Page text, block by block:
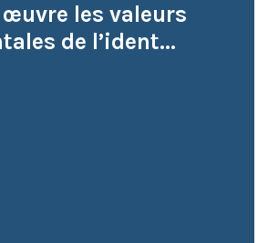
les valeurs
de l’ident...